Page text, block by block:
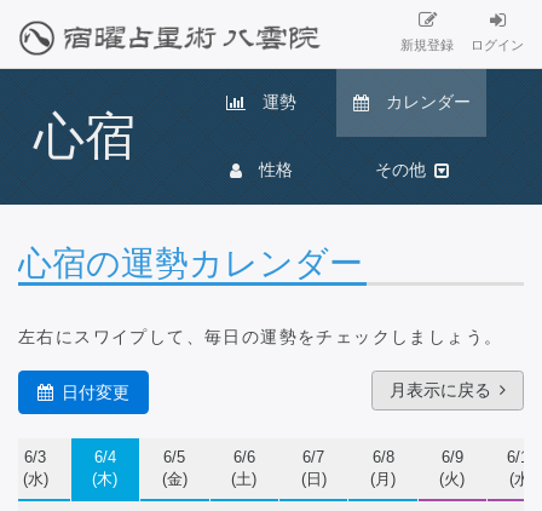
新規登録 ログイン
心宿
運勢 カレンダー
性格 その他
心宿の運勢カレンダー
左右にスワイプ して、毎日の運勢をチェックしましょう。
日付変更 月表示に戻る
6/3
(水)
6/4
(木)
6/5
(金)
6/6
(土)
6/7
(日)
6/8
(月)
6/9
(火)
6/10
(水)